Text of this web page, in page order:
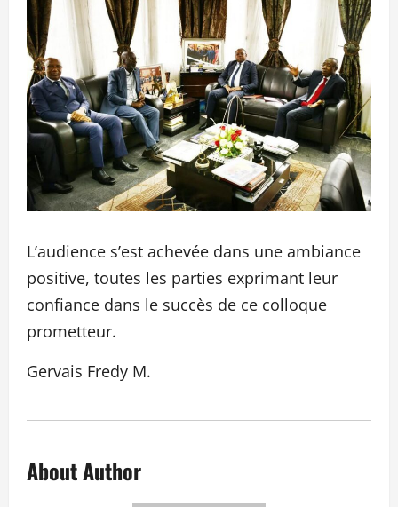
L’audience s’est achevée dans une ambiance
positive, toutes les parties exprimant leur
confiance dans le succès de ce colloque
prometteur.
Gervais Fredy M.
About Author